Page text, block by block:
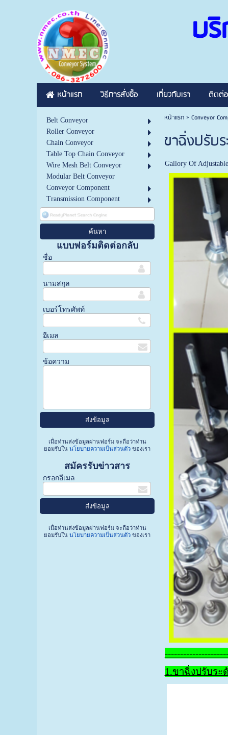
บ
หน้าแรก วิธีการสั่งซื้อ เกี่ยวกับเรา ติดต่อ
Belt Conveyor
Roller Conveyor
Chain Conveyor
Table Top Chain Conveyor
Wire Mesh Belt Conveyor
Modular Belt Conveyor
Conveyor Component
Transmission Component
แบบฟอร์มติดต่อกลับ
ชื่อ
นามสกุล
เบอร์โทรศัพท์
อีเมล
ข้อความ
เมื่อท่านส่งข้อมูลผ่านฟอร์ม จะถือว่าท่าน
ยอมรับใน นโยบายความเป็นส่วนตัวของเรา
สมัครรับข่าวสาร
กรอกอีเมล
เมื่อท่านส่งข้อมูลผ่านฟอร์ม จะถือว่าท่าน
ยอมรับใน นโยบายความเป็นส่วนตัวของเรา
หน้าแรก> Conveyor
ขาฉิ่งปรับ
Gallory Of
1.ขาฉิ่งปรับระ